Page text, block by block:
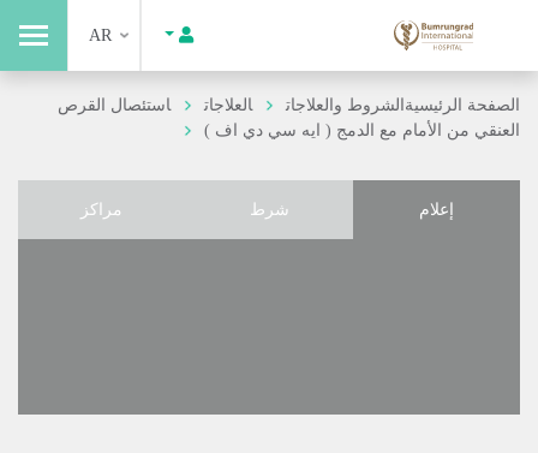
AR
الصفحة الرئيسيةالشروط والعلاجات العلاجات
استئصال القرص
العنقي من الأمام مع الدمج ( ايه سي دي اف )
إعلام شرط مراكز